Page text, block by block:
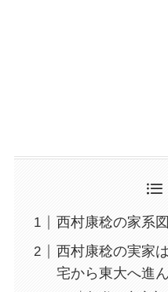
西村康稔の家系
西村康稔の実家
宅から東大へ進